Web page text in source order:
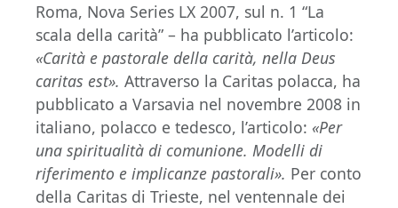
Roma, Nova Series LX 2007, sul n. 1 “La
scala della carità” – ha pubblicato l’articolo:
«Carità e pastorale della carità, nella Deus
caritas est». Attraverso la Caritas polacca, ha
pubblicato a Varsavia nel novembre 2008 in
italiano, polacco e tedesco, l’articolo: «Per
una spiritualità di comunione. Modelli di
riferimento e implicanze pastorali». Per conto
della Caritas di Trieste, nel ventennale dei